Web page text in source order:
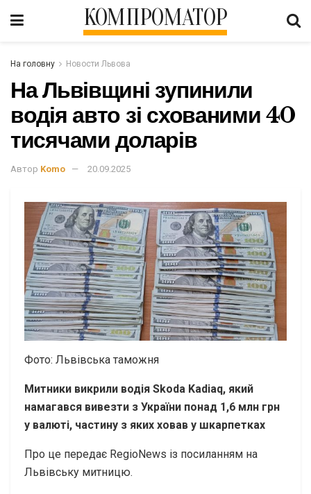
КОМПРОМАТОР
На головну Новости Львова
На Львівщині зупинили
водія авто зі схованими 40
тисячами доларів
Автор Komo 20.09.2025
Фото: Львівська таможня
Митники викрили водія Skoda Kadiaq, який
намагався вивезти з України понад 1,6 млн грн
у валюті, частину з яких ховав у шкарпетках
Про це передає RegioNews із посиланням на
Львівську митницю.